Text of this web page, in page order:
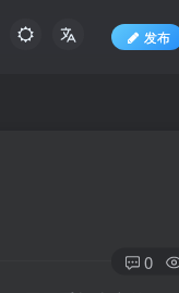
发布
0